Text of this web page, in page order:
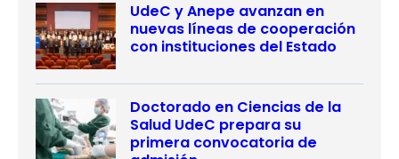
UdeC y Anepe avanzan en
nuevas líneas de cooperación
con instituciones del Estado
Doctorado en Ciencias de la
Salud UdeC prepara su
primera convocatoria de